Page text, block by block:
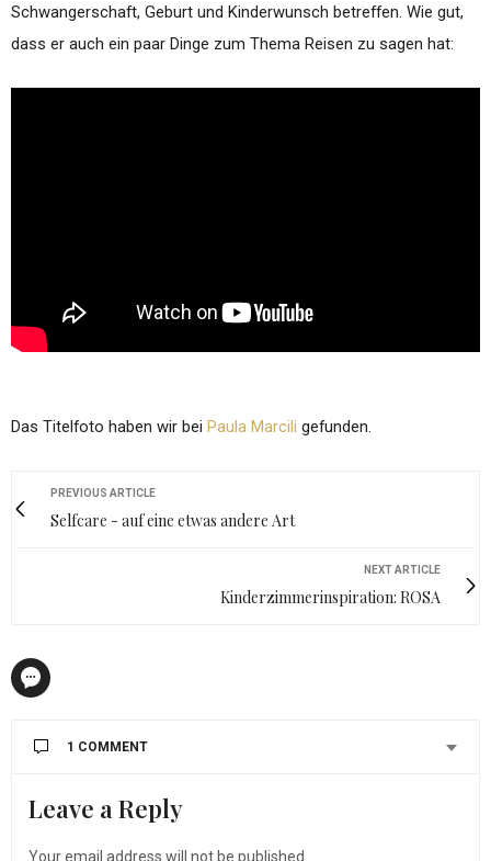
Schwangerschaft, Geburt und Kinderwunsch betreffen. Wie gut,
dass er auch ein paar Dinge zum Thema Reisen zu sagen hat:
Das Titelfoto haben wir bei Paula Marcili gefunden.
PREVIOUS ARTICLE
Selfcare - auf eine etwas andere Art
NEXT ARTICLE
Kinderzimmerinspiration: ROSA
1 COMMENT
BERTHA
Wir waren zum Babymoon an der Nordsee. Dort konnte
man wunderbar entspannen und sich auf die Geburt
Leave a Reply
Your email address will not be published.